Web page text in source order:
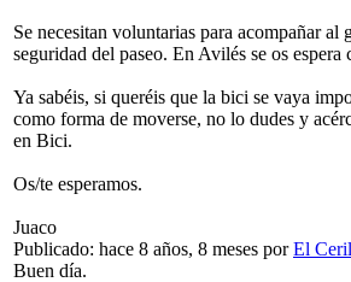
Se necesitan voluntarias para acompañar al
seguridad del paseo. En Avilés se os espera
Ya sabéis, si queréis que la bici se vaya
como forma de moverse, no lo dudes y
en Bici.
Os/te esperamos.
Juaco
Publicado: hace 8 años, 8 meses porEl
Buen día.